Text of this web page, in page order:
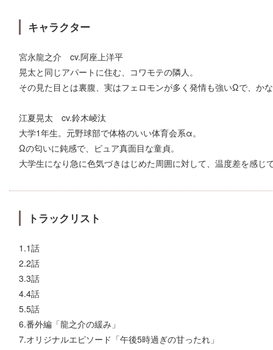
キャラクター
宮永龍之介 cv.阿座上洋平
晃太と同じアパートに住む、コワモテの隣人。
その見た目とは裏腹、実はフェロモンが多く発情も強いΩで、か
江夏晃太 cv.鈴木崚汰
大学1年生。元野球部で体格のいい体育会系α。
Ωの匂いに鈍感で、ピュア真面目な童貞。
大学生になり急に色気づきはじめた周囲に対して、温度差を感じ
トラックリスト
1.1話
2.2話
3.3話
4.4話
5.5話
6.番外編「龍之介の緩み」
7.オリジナルエピソード「午後5時過ぎの甘ったれ」